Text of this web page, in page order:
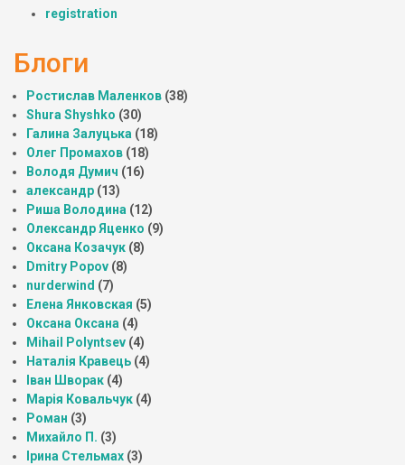
registration
Блоги
Ростислав Маленков (38)
Shura Shyshko (30)
Галина Залуцька (18)
Олег Промахов (18)
Володя Думич (16)
александр (13)
Риша Володина (12)
Олександр Яценко (9)
Оксана Козачук (8)
Dmitry Popov (8)
nurderwind (7)
Елена Янковская (5)
Оксана Оксана (4)
Mihail Polyntsev (4)
Наталія Кравець (4)
Іван Шворак (4)
Марія Ковальчук (4)
Роман (3)
Михайло П. (3)
Ірина Стельмах (3)